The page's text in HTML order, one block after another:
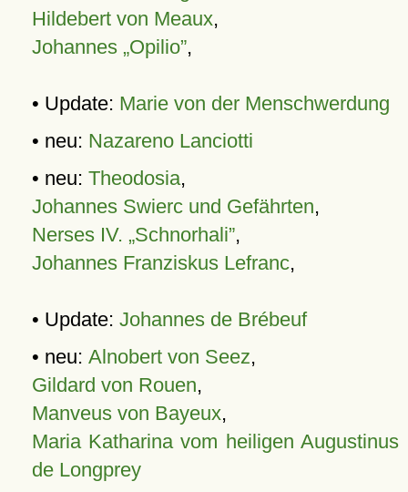
Hildebert von Meaux,
Johannes „Opilio”,
• Update: Marie von der Menschwerdung
• neu: Nazareno Lanciotti
• neu: Theodosia,
Johannes Swierc und Gefährten,
Nerses IV. „Schnorhali”,
Johannes Franziskus Lefranc,
• Update: Johannes de Brébeuf
• neu: Alnobert von Seez,
Gildard von Rouen,
Manveus von Bayeux,
Maria Katharina vom heiligen Augustinus
de Longprey